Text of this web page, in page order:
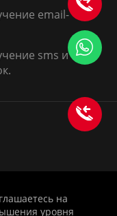
email-
sms и
на
уровня